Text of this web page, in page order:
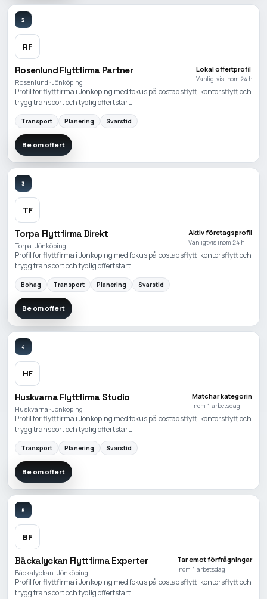
2
RF
Rosenlund Flyttfirma Partner
Rosenlund · Jönköping
Lokal offertprofil
Vanligtvis inom 24 h
Profil för flyttfirma i Jönköping med fokus på bostadsflytt, kontorsflytt och
trygg transport och tydlig offertstart.
Transport Planering Svarstid
Be om offert
3
TF
Torpa Flyttfirma Direkt
Torpa · Jönköping
Aktiv företagsprofil
Vanligtvis inom 24 h
Profil för flyttfirma i Jönköping med fokus på bostadsflytt, kontorsflytt och
trygg transport och tydlig offertstart.
Bohag Transport Planering Svarstid
Be om offert
4
HF
Huskvarna Flyttfirma Studio
Huskvarna · Jönköping
Matchar kategorin
Inom 1 arbetsdag
Profil för flyttfirma i Jönköping med fokus på bostadsflytt, kontorsflytt och
trygg transport och tydlig offertstart.
Transport Planering Svarstid
Be om offert
5
BF
Bäckalyckan Flyttfirma Experter
Bäckalyckan · Jönköping
Tar emot förfrågningar
Inom 1 arbetsdag
Profil för flyttfirma i Jönköping med fokus på bostadsflytt, kontorsflytt och
trygg transport och tydlig offertstart.